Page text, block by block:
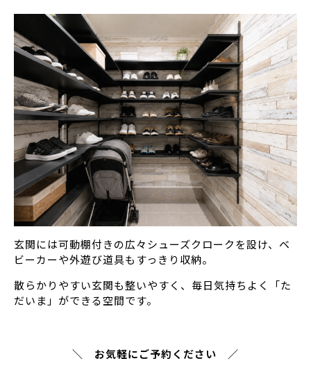
玄関には可動棚付きの広々シューズクロークを設け、ベ
ビーカーや外遊び道具もすっきり収納。
散らかりやすい玄関も整いやすく、毎日気持ちよく「た
だいま」ができる空間です。
＼ お気軽にご予約ください ／